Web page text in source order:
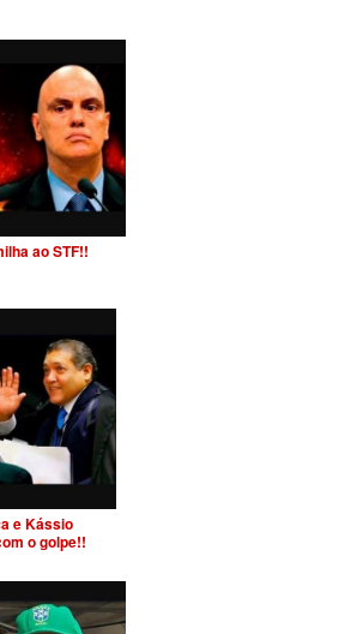
ao STF!!
e Kássio
o golpe!!